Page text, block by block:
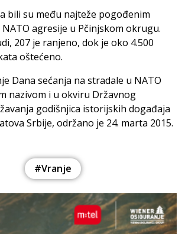
bili su među najteže pogođenim
agresije u Pčinjskom okrugu.
207 je ranjeno, dok je oko 4.500
oštećeno.
Dana sećanja na stradale u NATO
nazivom i u okviru Državnog
godišnjica istorijskih događaja
Srbije, održano je 24. marta 2015.
#Vranje